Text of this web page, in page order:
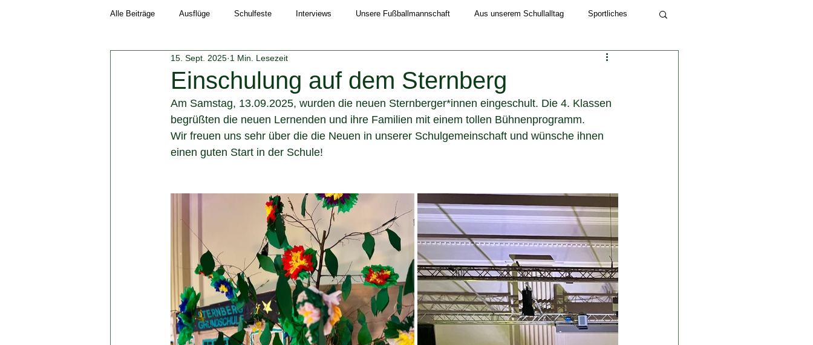
Alle Beiträge Ausflüge Schulfeste Interviews Unsere Fußballmannschaft Aus unserem Schullalltag Sportliches
Schuljahr 2018/19 Neuigkeiten Schuljahr 2019/20 Schuljahr 2022/23
Schuljahr 2024/25
Einschulung auf dem Sternberg
15. Sept. 2025 1 Min. Lesezeit
Am Samstag, 13.09.2025, wurden die neuen Sternberger*innen eingeschult. Die 4. Klassen
begrüßten die neuen Lernenden und ihre Familien mit einem tollen Bühnenprogramm.
Wir freuen uns sehr über die die Neuen in unserer Schulgemeinschaft und wünsche ihnen
einen guten Start in der Schule!